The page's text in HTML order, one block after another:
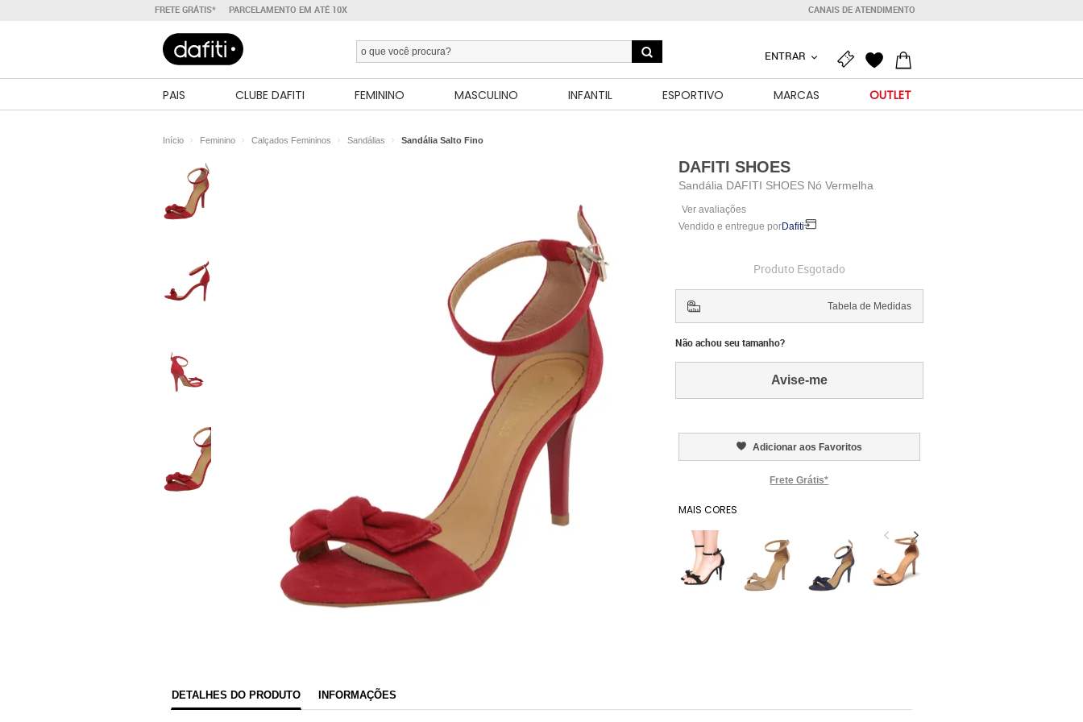
FRETE GRÁTIS* PARCELAMENTO EM ATÉ 10X CANAIS DE ATENDIMENTO
ENTRAR
PAIS CLUBE DAFITI FEMININO MASCULINO INFANTIL ESPORTIVO MARCAS OUTLET
Início Feminino Calçados Femininos Sandálias Sandália Salto Fino
DAFITI SHOES
Sandália DAFITI SHOES Nó Vermelha
Ver avaliações
Vendido e entregue porDafiti
Razão Social
Produto Esgotado
Tabela de Medidas
Não achou seu tamanho?
Avise-me
Adicionar aos Favoritos
Frete Grátis*
MAIS CORES
DETALHES DO PRODUTO INFORMAÇÕES